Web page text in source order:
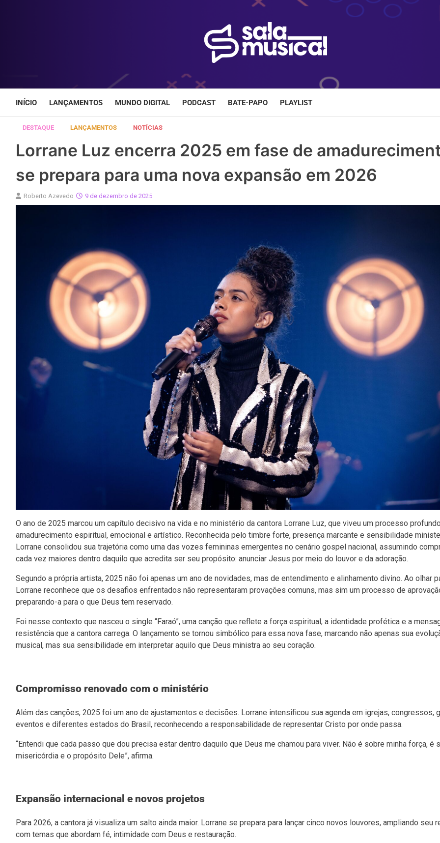
INÍCIO LANÇAMENTOS MUNDO DIGITAL PODCAST BATE-PAPO PLAYLIST
DESTAQUE LANÇAMENTOS NOTÍCIAS
Lorrane Luz encerra 2025 em fase de
se prepara para uma nova expansão em 2026
Roberto Azevedo 9 de dezembro de 2025
O ano de 2025 marcou um capítulo decisivo na vida e no ministério da cantora Lorrane Luz, que viveu um processo
amadurecimento espiritual, emocional e artístico. Reconhecida pelo timbre forte, presença marcante e sensibilidade
Lorrane consolidou sua trajetória como uma das vozes femininas emergentes no cenário gospel nacional, assumindo
cada vez maiores dentro daquilo que acredita ser seu propósito: anunciar Jesus por meio do louvor e da adoração.
Segundo a própria artista, 2025 não foi apenas um ano de novidades, mas de entendimento e alinhamento divino. Ao olhar
Lorrane reconhece que os desafios enfrentados não representaram provações comuns, mas sim um processo de
preparando-a para o que Deus tem reservado.
Foi nesse contexto que nasceu o single “Faraó”, uma canção que reflete a força espiritual, a identidade profética e a
resistência que a cantora carrega. O lançamento se tornou simbólico para essa nova fase, marcando não apenas sua
musical, mas sua sensibilidade em interpretar aquilo que Deus ministra ao seu coração.
Compromisso renovado com o ministério
Além das canções, 2025 foi um ano de ajustamentos e decisões. Lorrane intensificou sua agenda em igrejas, congressos,
eventos e diferentes estados do Brasil, reconhecendo a responsabilidade de representar Cristo por onde passa.
“Entendi que cada passo que dou precisa estar dentro daquilo que Deus me chamou para viver. Não é sobre minha força, é
misericórdia e o propósito Dele”, afirma.
Expansão internacional e novos projetos
Para 2026, a cantora já visualiza um salto ainda maior. Lorrane se prepara para lançar cinco novos louvores, ampliando seu
com temas que abordam fé, intimidade com Deus e restauração.